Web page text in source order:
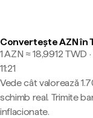
Convertește AZN în
1 AZN ≈ 18,9912 TWD
11:21
Vede cât valorează
schimb real. Trimite
inflacionate.